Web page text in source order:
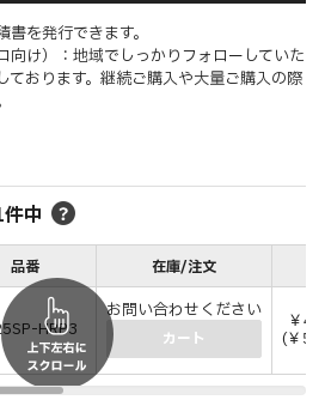
を発行できます。
向け）：地域でしっかりフォローしていた
ております。継続ご購入や大量ご購入の際
件中
品番 在庫/注文
HRP3
お問い合わせください
カート
￥
(￥